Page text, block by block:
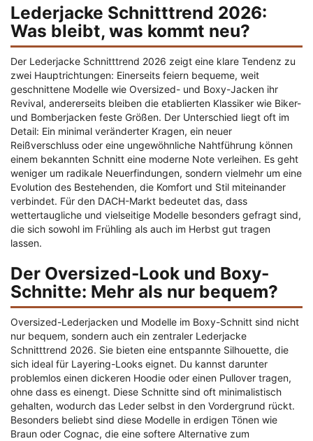
Lederjacke Schnitttrend 2026:
Was bleibt, was kommt neu?
Der Lederjacke Schnitttrend 2026 zeigt eine klare Tendenz zu
zwei Hauptrichtungen: Einerseits feiern bequeme, weit
geschnittene Modelle wie Oversized- und Boxy-Jacken ihr
Revival, andererseits bleiben die etablierten Klassiker wie Biker-
und Bomberjacken feste Größen. Der Unterschied liegt oft im
Detail: Ein minimal veränderter Kragen, ein neuer
Reißverschluss oder eine ungewöhnliche Nahtführung können
einem bekannten Schnitt eine moderne Note verleihen. Es geht
weniger um radikale Neuerfindungen, sondern vielmehr um eine
Evolution des Bestehenden, die Komfort und Stil miteinander
verbindet. Für den DACH-Markt bedeutet das, dass
wettertaugliche und vielseitige Modelle besonders gefragt sind,
die sich sowohl im Frühling als auch im Herbst gut tragen
lassen.
Der Oversized-Look und Boxy-
Schnitte: Mehr als nur bequem?
Oversized-Lederjacken und Modelle im Boxy-Schnitt sind nicht
nur bequem, sondern auch ein zentraler Lederjacke
Schnitttrend 2026. Sie bieten eine entspannte Silhouette, die
sich ideal für Layering-Looks eignet. Du kannst darunter
problemlos einen dickeren Hoodie oder einen Pullover tragen,
ohne dass es einengt. Diese Schnitte sind oft minimalistisch
gehalten, wodurch das Leder selbst in den Vordergrund rückt.
Besonders beliebt sind diese Modelle in erdigen Tönen wie
Braun oder Cognac, die eine softere Alternative zum